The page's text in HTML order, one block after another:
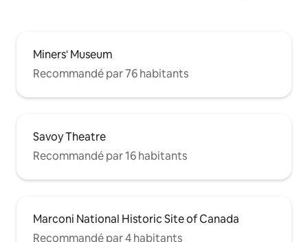
Miners' Museum
Recommandé par 76 habitants
Savoy Theatre
Recommandé par 16 habitants
Marconi National Historic Site of Canada
Recommandé par 4 habitants